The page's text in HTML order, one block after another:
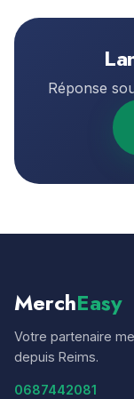
Réponse
MerchEasy
Votre partenaire
depuis Reims.
0687442081